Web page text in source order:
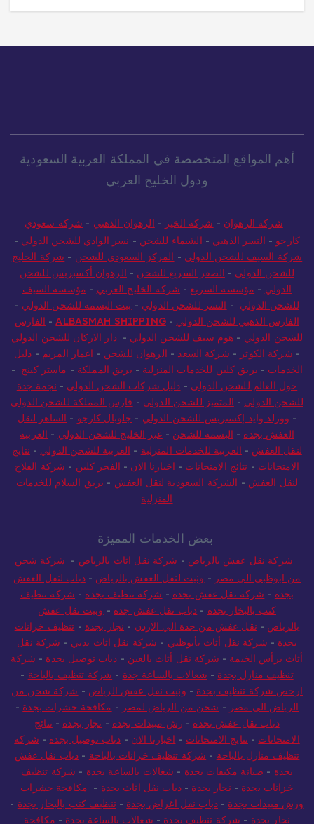
أهم المواقع المتخصصة في المملكة العربية السعودية
شركة الرهوان شركة الخير- الرهوان الذهبي-
شركة سعودي
كارجو -النسر الذهبي -الشيماء للشحن-نسر الوادي للشحن الدولي-
شركة السيف للشحن الدولي -المركز السعودي للشحن-شركة الخليج
للشحن الدولي-الصقر السريع للشحن- الرهوان أكسبريس للشحن
الدولي- مؤسسة السريع-شركة الخليج العربي -مؤسسة السيف
للشحن الدولي
-النسر للشحن الدولي-بيت البسمة للشحن الدولي-
الفارس الذهبي للشحن الدولي-
ALBASMAH SHIPPING
-الفارس
للشحن الدولي-هوم سيف للشحن الدولي-دار الاركان للشحن الدولي
-شركة الكوثر -شركة السعد-الرهوان للشحن-اعمار المريم -دليل
الخدمات-بريق كلين للخدمات المنزلية-بريق المملكة- ماستر كينج-
حول العالم للشحن الدولي-دليل شركات الشحن الدولي -نجمة جدة
للشحن الدولي -المتميز للشحن الدولي - فارس المملكة للشحن الدولي
-وورلد وايد إكسبريس للشحن الدولي-جلوبال كارجو-الساهر لنقل
العفش بجدة -البسمه للشحن -عبر الخليج للشحن الدولي -العربية
لنقل العفش-العربية للخدمات المنزلية- العربية للشحن الدولي -نتايج
الامتحانات- نتائج الامتحانات- اخبارنا الان-الفجر كلين-شركة الفلاح
الشركة السعودية لنقل العفش
بعض الخدمات المميزة
شركة نقل عفش بالرياض -شركة نقل اثاث بالرياض -
شركة شحن
من ابوظبي الى مصر-ونيت لنقل العفش بالرياض- دباب لنقل العفش
بجدة- شركة نقل عفش بجدة- شركة تنظيف بجدة-شركة تنظيف
كنب بالبخار بجدة - دباب نقل عفش جدة- ونيت نقل عفش
بالرياض -نقل عفش من جدة الي الاردن-نجار بجدة-
تنظيف خزانات
بجدة-شركة نقل أثاث بأبوظبي-شركة نقل اثاث بدبي -شركة نقل
أثاث برأس الخيمة-شركة نقل أثاث بالعين-دباب توصيل بجدة-شركة
تنظيف منازل بجدة -شغالات بالساعة جدة - شركة تنظيف بالباحة -
ارخص شركة تنظيف بجدة -ونيت نقل عفش الرياض- شركة شحن من
الرياض الي مصر- شحن من الرياض لمصر- مكافحة حشرات بجدة
دباب نقل عفش بجدة- رش مبيدات بجدة- نجار بجدة-نتائج
الامتحانات- نتايج الامتحانات-اخبارنا الان-دباب توصيل بجدة-
شركة
تنظيف منازل بالباحة- شركة تنظيف خزانات بالباحة- دباب نقل عفش
بجدة- صيانة مكيفات بجدة -شغالات بالساعة بجدة-شركة تنظيف
خزانات بجدة-نجار بجدة- دباب نقل اثاث بجدة- مكافحة حشرات
ورش مبيدات بجدة -دباب نقل اغراض بجدة-تنظيف كنب بالبخار بجدة